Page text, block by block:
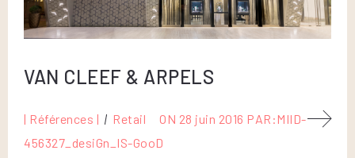
VAN CLEEF & ARPELS
| Références | Retail ON 28 juin 2016 PAR: MIID-
456327_desiGn_IS-GooD